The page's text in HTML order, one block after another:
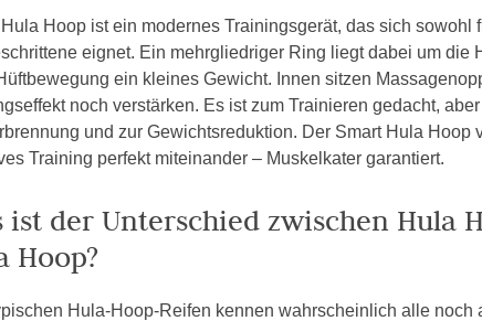
Hoop ist ein modernes Trainingsgerät, das sich sowohl
eignet. Ein mehrgliedriger Ring liegt dabei um die
ein kleines Gewicht. Innen sitzen
noch verstärken. Es ist zum Trainieren gedacht,
und zur Gewichtsreduktion. Der Smart Hula Hoop
Training perfekt miteinander – Muskelkater garantiert.
ist der Unterschied zwischen Hula
Hoop?
Hula-Hoop-Reifen kennen wahrscheinlich alle noch